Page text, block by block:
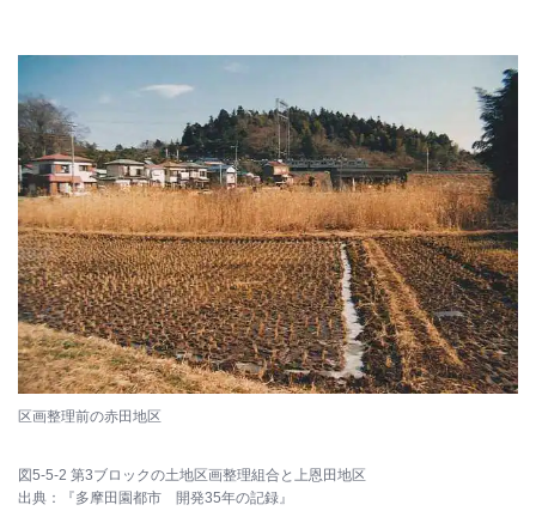
区画整理前の赤田地区
図5-5-2 第3ブロックの土地区画整理組合と上恩田地区
出典：『多摩田園都市 開発35年の記録』